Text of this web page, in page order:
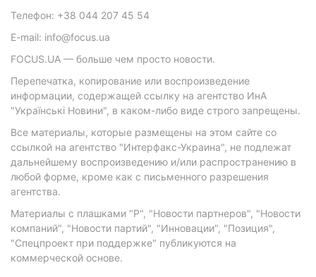
Телефон: +38 044 207 45 54
E-mail: info@focus.ua
FOCUS.UA — больше чем просто новости.
Перепечатка, копирование или воспроизведение
информации, содержащей ссылку на агентство ИнА
"Українські Новини", в каком-либо виде строго запрещены.
Все материалы, которые размещены на этом сайте со
ссылкой на агентство "Интерфакс-Украина", не подлежат
дальнейшему воспроизведению и/или распространению в
любой форме, кроме как с письменного разрешения
агентства.
Материалы с плашками "Р", "Новости партнеров", "Новости
компаний", "Новости партий", "Инновации", "Позиция",
"Спецпроект при поддержке" публикуются на
коммерческой основе.